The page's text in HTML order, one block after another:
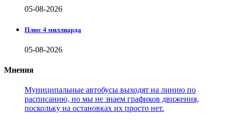
05-08-2026
Плюс 4 миллиарда
05-08-2026
Мнения
Муниципальные автобусы выходят на линию по
расписанию, но мы не знаем графиков движения,
поскольку на остановках их просто нет.